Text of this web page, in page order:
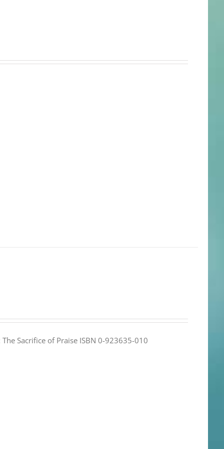
Sacrifice of Praise ISBN 0-923635-010